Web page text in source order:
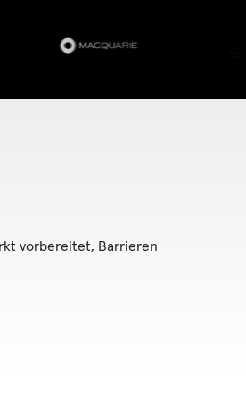
vorbereitet, Barrieren